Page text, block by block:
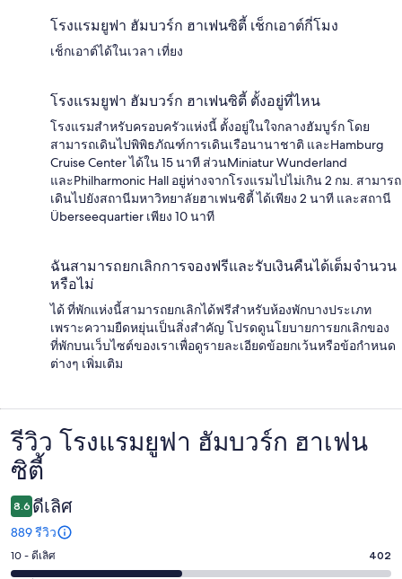
โรงแรมยูฟา ฮัมบวร์ก ฮาเฟนซิตี้ เช็กเอาต์กี่โมง
เช็กเอาต์ได้ในเวลา เที่ยง
โรงแรมยูฟา ฮัมบวร์ก ฮาเฟนซิตี้ ตั้งอยู่ที่ไหน
โรงแรมสำหรับครอบครัวแห่งนี้ ตั้งอยู่ในใจกลางฮัมบูร์ก โดย
สามารถเดินไปพิพิธภัณฑ์การเดินเรือนานาชาติ และHamburg
Cruise Center ได้ใน 15 นาที ส่วนMiniatur Wunderland
และPhilharmonic Hall อยู่ห่างจากโรงแรมไปไม่เกิน 2 กม. สามารถ
เดินไปยังสถานีมหาวิทยาลัยฮาเฟนซิตี้ ได้เพียง 2 นาที และสถานี
Überseequartier เพียง 10 นาที
ฉันสามารถยกเลิกการจองฟรีและรับเงินคืนได้เต็มจำนวน
หรือไม่
ได้ ที่พักแห่งนี้สามารถยกเลิกได้ฟรีสำหรับห้องพักบางประเภท
เพราะความยืดหยุ่นเป็นสิ่งสำคัญ โปรดดูนโยบายการยกเลิกของ
ที่พักบนเว็บไซต์ของเราเพื่อดูรายละเอียดข้อยกเว้นหรือข้อกำหนด
ต่างๆ เพิ่มเติม
รีวิว
รีวิว โรงแรมยูฟา ฮัมบวร์ก ฮาเฟน
ซิตี้
8.6 ดีเลิศ
889 รีวิว
คะแนน
10 - ดีเลิศ 402